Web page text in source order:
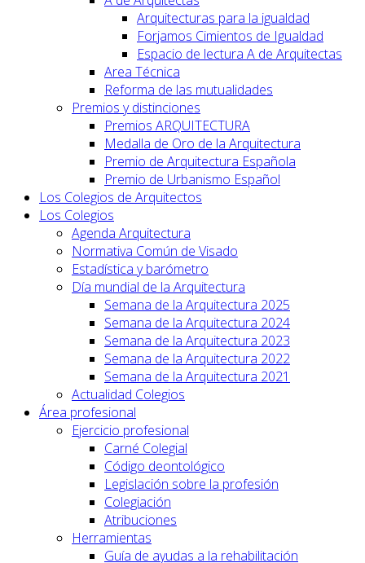
Arquitecturas para la igualdad
Forjamos Cimientos de Igualdad
Espacio de lectura A de Arquitectas
Area Técnica
Reforma de las mutualidades
Premios y distinciones
Premios ARQUITECTURA
Medalla de Oro de la Arquitectura
Premio de Arquitectura Española
Premio de Urbanismo Español
Los Colegios de Arquitectos
Los Colegios
Agenda Arquitectura
Normativa Común de Visado
Estadística y barómetro
Día mundial de la Arquitectura
Semana de la Arquitectura 2025
Semana de la Arquitectura 2024
Semana de la Arquitectura 2023
Semana de la Arquitectura 2022
Semana de la Arquitectura 2021
Actualidad Colegios
Área profesional
Ejercicio profesional
Carné Colegial
Código deontológico
Legislación sobre la profesión
Colegiación
Atribuciones
Herramientas
Guía de ayudas a la rehabilitación